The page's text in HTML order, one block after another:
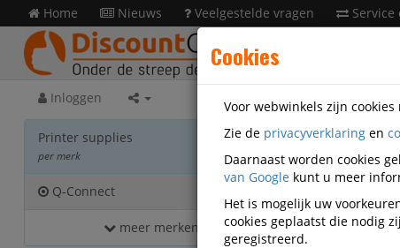
Home Nieuws Veelgestelde vragen Service
Inloggen
Printer supplies
per merk
Q-Connect
meer merken...
Cookies
Voor webwinkels zijn
Zie de privacyverklaring en
Daarnaast worden cookies
van Google kunt u meer
Het is mogelijk uw
cookies geplaatst die nodig
geregistreerd.